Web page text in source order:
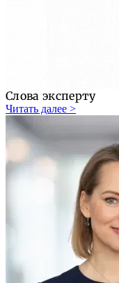
Слова эксперту
Читать далее >